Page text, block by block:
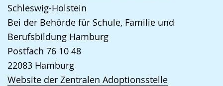
Schleswig-Holstein
Bei der Behörde für Schule, Familie und
Berufsbildung Hamburg
Postfach 76 10 48
22083 Hamburg
Website der Zentralen Adoptionsstelle